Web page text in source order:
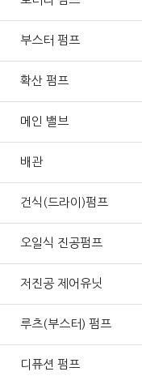
부스터 펌프
확산 펌프
메인 밸브
배관
건식(드라이)펌프
오일식 진공펌프
저진공 제어유닛
루츠(부스터) 펌프
디퓨션 펌프